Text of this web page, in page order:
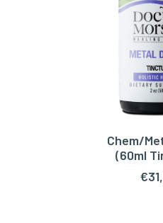
TOEVOEGEN
Chem/
(60ml
€